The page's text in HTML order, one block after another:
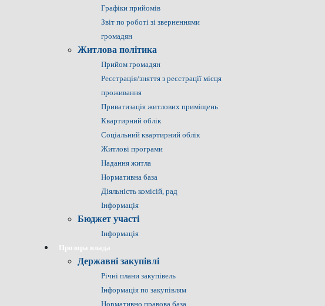
Графіки прийомів
Звіт по роботі зі зверненнями
громадян
Житлова політика
Прийом громадян
Реєстрація/зняття з реєстрації місця
проживання
Приватизація житлових приміщень
Квартирний облік
Соціальний квартирний облік
Житлові програми
Надання житла
Нормативна база
Діяльність комісій, рад
Інформація
Бюджет участі
Інформація
Прозора влада
Державні закупівлі
Річні плани закупівель
Інформація по закупівлям
Нормативно правова база